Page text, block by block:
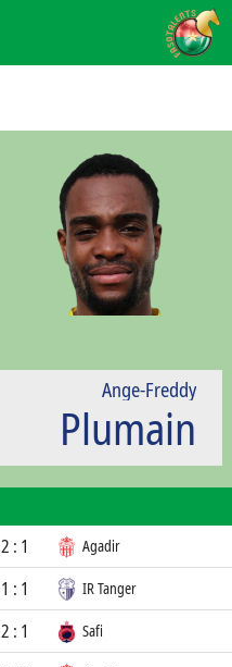
Ange-Freddy
Plumain
2 : 1 Agadir
1 : 1 IR Tanger
2 : 1 Safi